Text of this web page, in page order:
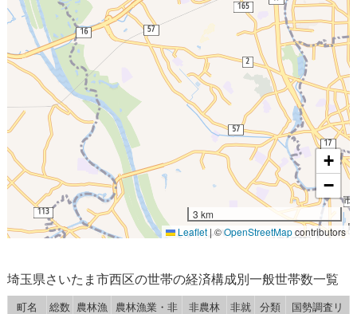
+
−
3 km
Leaflet | ©OpenStreetMapcontributors
埼玉県さいたま市西区の世帯の経済構成別一般世帯数一覧
町名 総数
農林漁
農林漁業・非
非農林
非就
分類
国勢調査リ